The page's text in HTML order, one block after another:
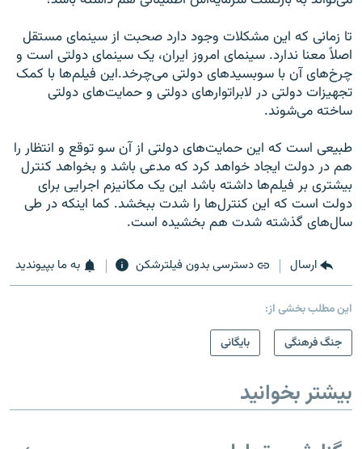
تا زمانی که این مشکلات وجود دارد صحبت از سینمای مستقل
اصلاً معنا ندارد. سینمای امروز ایران، یک سینمای دولتی است و
چرخ‌های آن با سوبسیدهای دولتی می‌چرخد.این فیلم‌ها با کمک
تجهیزات دولتی در لابراتوارهای دولتی و حمایت‌های دولتی
ساخته می‌شوند.
طبیعی است که این حمایت‌های دولتی از آن سو توقع و انتظار را
هم در دولت ایجاد خواهد کرد که مدعی باشد و بخواهد کنترل
بیشتری بر فیلم‌ها داشته باشد این یک مکانیزم اجرایی برای
دولت است که این کنترل‌ها را شدت ببخشد. کما اینکه در طی
سال‌های گذشته شدت هم بخشیده است.
ارسال دسترسی بدون فیلترشکن به ما بپیوندید
این مطلب بخشی از:
جنگ فرهنگی
بایگانی
بیشتر بخوانید